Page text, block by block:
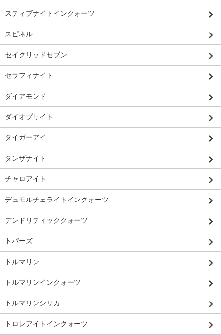
スティブナイトインクォーツ
スピネル
セイクリッドセブン
セラフィナイト
ダイアモンド
ダイオプサイト
タイガーアイ
タンザナイト
チャロアイト
デュモルチェライトインクォーツ
デンドリティッククォーツ
トパーズ
トルマリン
トルマリンインクォーツ
トルマリンシリカ
トロレアイトインクォーツ